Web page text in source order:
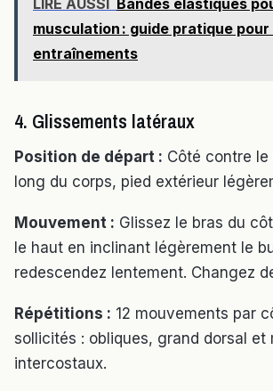
LIRE AUSSI
Bandes élastiques
musculation : guide pratique
entraînements
4. Glissements latéraux
Position de départ : Côté contre le
long du corps, pied extérieur
Mouvement : Glissez le bras du
le haut en inclinant légèrement le
redescendez lentement. Changez
Répétitions : 12 mouvements par
sollicités : obliques, grand dorsal et
intercostaux.